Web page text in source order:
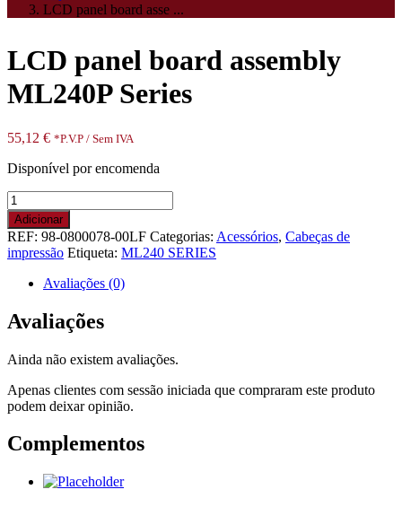
LCD panel board asse ...
LCD panel board assembly
ML240P Series
55,12 € *P.V.P / Sem IVA
Disponível por encomenda
Quantidade
de
LCD
panel
board
assembly
ML240P
Series
Adicionar
REF: 98-0800078-00LF Categorias: Acessórios, Cabeças de
impressão Etiqueta: ML240 SERIES
Avaliações (0)
Avaliações
Ainda não existem avaliações.
Apenas clientes com sessão iniciada que compraram este produto
podem deixar opinião.
Complementos